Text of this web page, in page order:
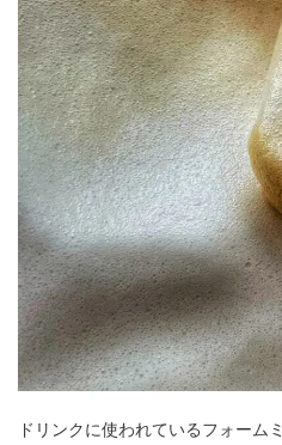
ドリンクに使われているフォーム